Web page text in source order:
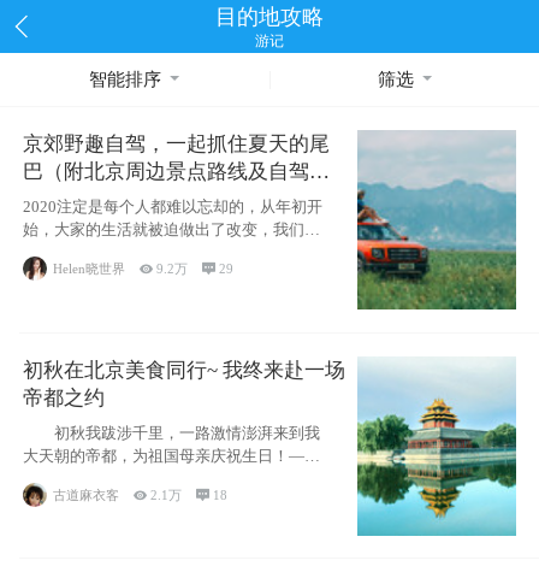
目的地攻略
游记
智能排序 筛选
京郊野趣自驾，一起抓住夏天的尾
巴（附北京周边景点路线及自驾攻
略）
2020注定是每个人都难以忘却的，从年初开
始，大家的生活就被迫做出了改变，我们也
不例外。本来双双辞职是为
Helen晓世界 9.2万 29
初秋在北京美食同行~ 我终来赴一场
帝都之约
初秋我跋涉千里，一路激情澎湃来到我
大天朝的帝都，为祖国母亲庆祝生日！——
古道麻衣客 2.1万  18